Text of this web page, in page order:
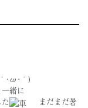
･ω･´)
緒に
まだまだ暑